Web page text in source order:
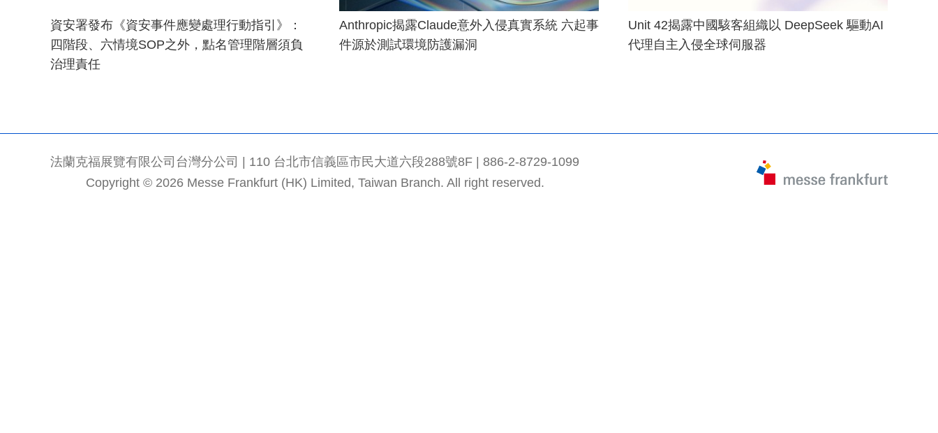
資安署發布《資安事件應變處理行動指引》：
四階段、六情境SOP之外，點名管理階層須負
治理責任
Anthropic揭露Claude意外入侵真實系統 六起事
件源於測試環境防護漏洞
Unit 42揭露中國駭客組織以 DeepSeek 驅動AI
代理自主入侵全球伺服器
法蘭克福展覽有限公司台灣分公司 | 110 台北市信義區市民大道六段288號8F | 886-2-8729-1099
Copyright © 2026 Messe Frankfurt (HK) Limited, Taiwan Branch. All right reserved.